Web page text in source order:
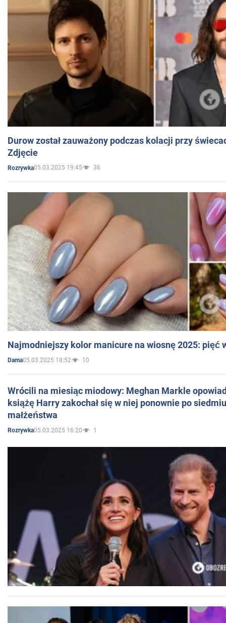
Durow został zauważony podczas kolacji przy
Zdjęcie
Rozrywka05.03.2025 19:45 36
Najmodniejszy kolor manicure na wiosnę 2025: pięć
Dama05.03.2025 18:52 10
Wrócili na miesiąc miodowy: Meghan Markle
książę Harry zakochał się w niej ponownie po
małżeństwa
Rozrywka05.03.2025 16:20 1